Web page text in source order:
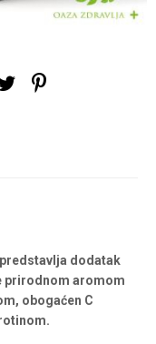
dodatak
prirodnom aromom
obogaćen C